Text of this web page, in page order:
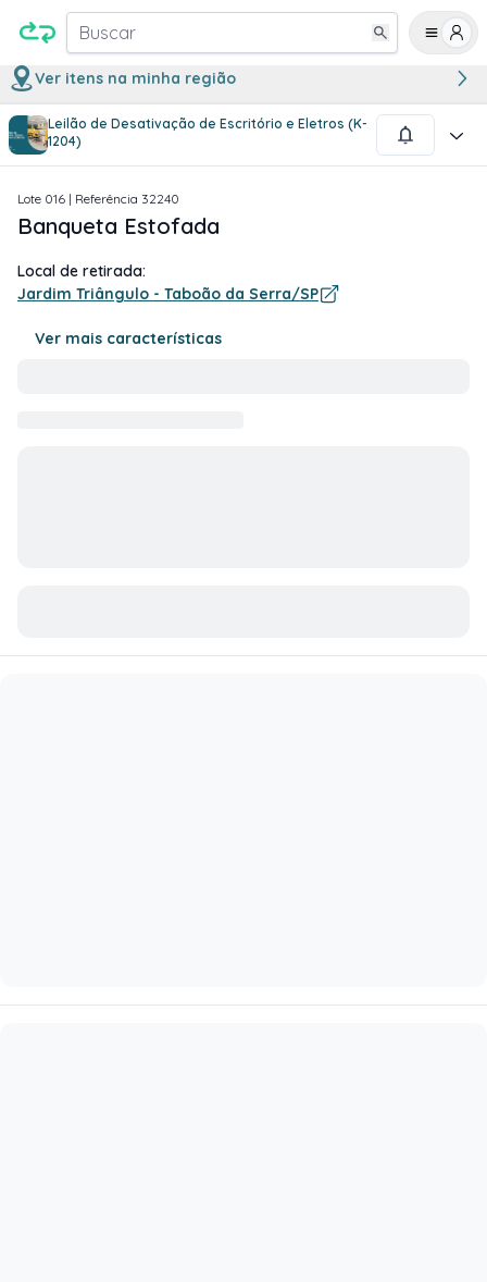
Buscar
Ver itens na minha região
Leilão de Desativação de Escritório e Eletros (K-
1204)
1/1
Lote 016 | Referência 32240
Banqueta Estofada
Local de retirada:
Jardim Triângulo - Taboão da Serra/SP
Ver mais características